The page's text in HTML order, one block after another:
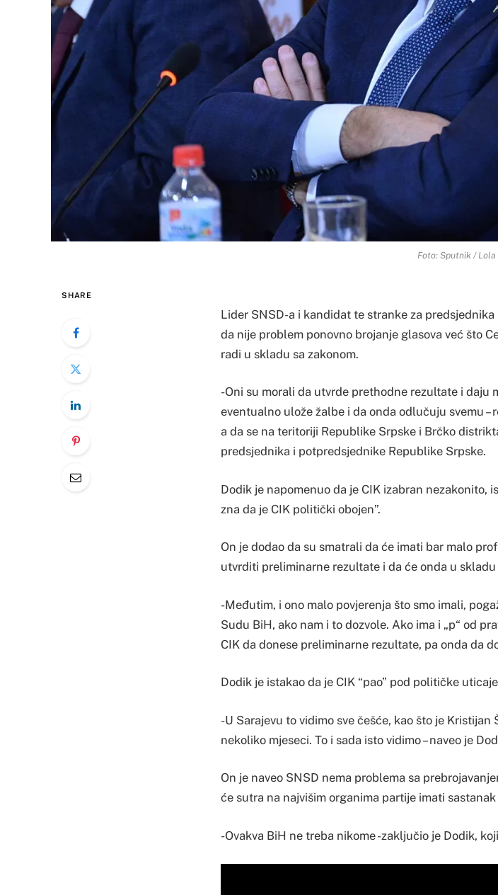
Foto: Sputnik /
SHARE
Lider SNSD-a i kandidat te stranke za
da nije problem ponovno brojanje glasova već što
radi u skladu sa zakonom.
-Oni su morali da utvrde prethodne rezultate i daju
eventualno ulože žalbe i da onda odlučuju svemu –
a da se na teritoriji Republike Srpske i Brčko
predsjednika i potpredsjednike Republike Srpske.
Dodik je napomenuo da je CIK izabran nezakonito,
zna da je CIK politički obojen”.
On je dodao da su smatrali da će imati bar malo
utvrditi preliminarne rezultate i da će onda u skladu
-Međutim, i ono malo povjerenja što smo imali,
Sudu BiH, ako nam i to dozvole. Ako ima i „p“ od
CIK da donese preliminarne rezultate, pa onda da
Dodik je istakao da je CIK “pao” pod političke
-U Sarajevu to vidimo sve češće, kao što je
nekoliko mjeseci. To i sada isto vidimo – naveo je
On je naveo SNSD nema problema sa
će sutra na najvišim organima partije imati
-Ovakva BiH ne treba nikome -zaključio je Dodik,